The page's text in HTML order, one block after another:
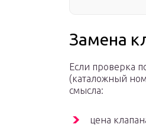
Замена
Если проверка
(каталожный
смысла:
цена